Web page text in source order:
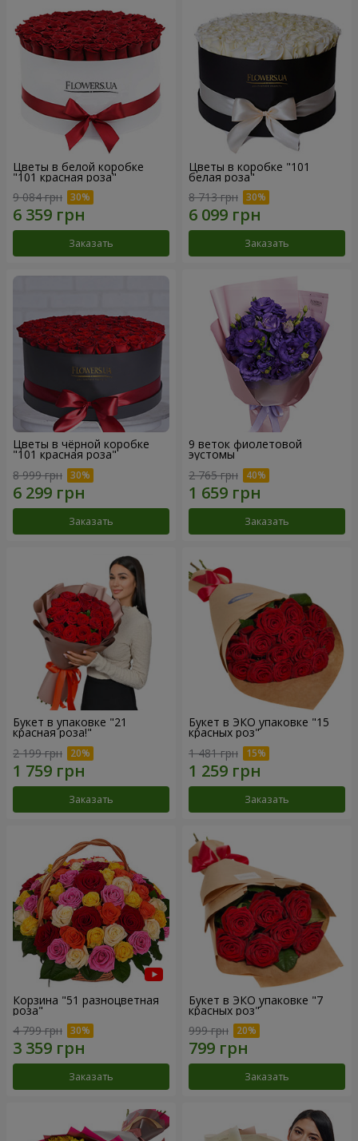
Цветы в белой коробке
"101 красная роза"
9 084 грн
Заказать
Цветы в коробке "101
белая роза"
8 713 грн
Заказать
Цветы в чёрной коробке
"101 красная роза"
8 999 грн
Заказать
9 веток фиолетовой
эустомы
2 765 грн
Заказать
Букет в упаковке "21
красная роза!"
2 199 грн
Заказать
Букет в ЭКО упаковке "15
красных роз"
1 481 грн
Заказать
Корзина "51 разноцветная
роза"
4 799 грн
Заказать
Букет в ЭКО упаковке "7
красных роз"
999 грн
Заказать